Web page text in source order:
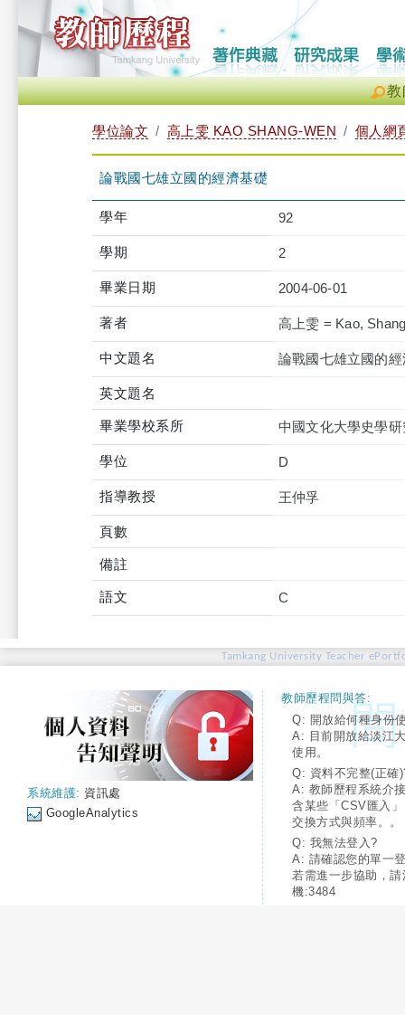
教
學位論文 高上雯 KAO SHANG-WEN 個人網
論戰國七雄立國的經濟基礎
學年 92
學期 2
畢業日期 2004-06-01
著者 高上雯 = Kao,
中文題名 論戰國七雄立國的
英文題名
畢業學校系所 中國文化大學史學研
學位 D
指導教授 王仲孚
頁數
備註
語文 C
Tamkang University Teacher
系統維護: 資訊處
GoogleAnalytics
教師歷程問與答:
Q: 開放給何種身份
A: 目前開放給淡江
使用。
Q: 資料不完整(正確
A: 教師歷程系統介
含某些「CSV匯入
交換方式與頻率。。
Q: 我無法登入?
A: 請確認您的單一
若需進一步協助，
機:3484